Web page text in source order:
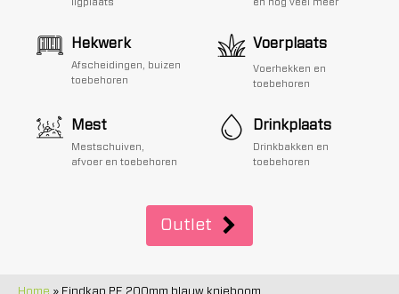
ligplaats
en nog veel meer
Hekwerk
Afscheidingen, buizen
toebehoren
Voerplaats
Voerhekken en
toebehoren
Mest
Mestschuiven,
afvoer en toebehoren
Drinkplaats
Drinkbakken en
toebehoren
Outlet